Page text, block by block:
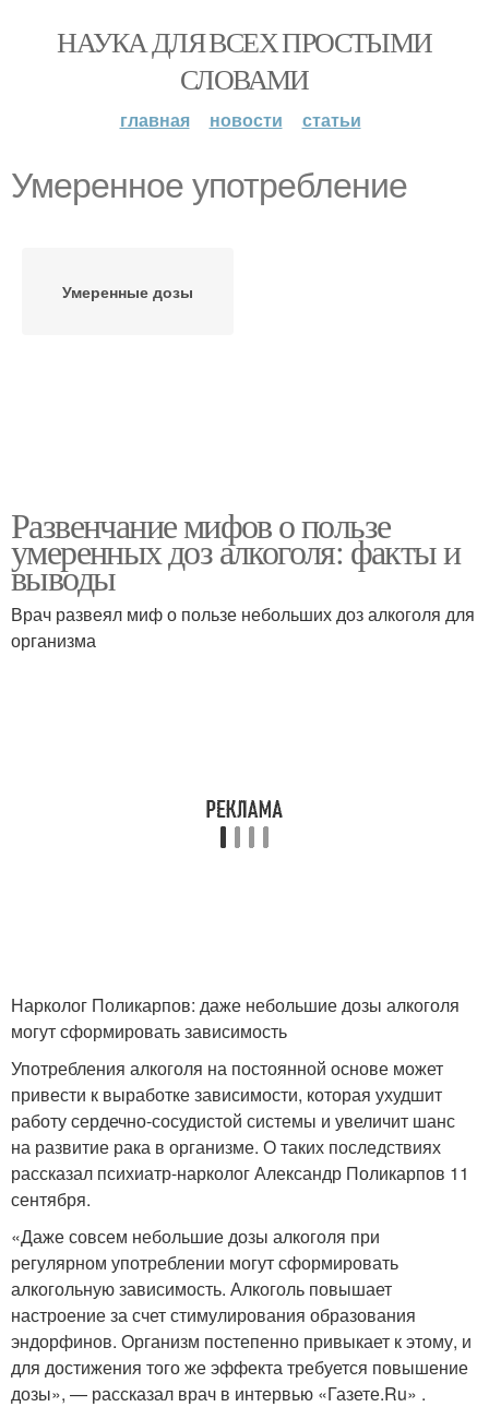
НАУКА ДЛЯ ВСЕХ ПРОСТЫМИ
СЛОВАМИ
главная новости статьи
Умеренное употребление
Умеренные дозы
Развенчание мифов о пользе
умеренных доз алкоголя: факты и
выводы
Врач развеял миф о пользе небольших доз алкоголя для
организма
Нарколог Поликарпов: даже небольшие дозы алкоголя
могут сформировать зависимость
Употребления алкоголя на постоянной основе может
привести к выработке зависимости, которая ухудшит
работу сердечно-сосудистой системы и увеличит шанс
на развитие рака в организме. О таких последствиях
рассказал психиатр-нарколог Александр Поликарпов 11
сентября.
«Даже совсем небольшие дозы алкоголя при
регулярном употреблении могут сформировать
алкогольную зависимость. Алкоголь повышает
настроение за счет стимулирования образования
эндорфинов. Организм постепенно привыкает к этому, и
для достижения того же эффекта требуется повышение
дозы», — рассказал врач в интервью «Газете.Ru» .